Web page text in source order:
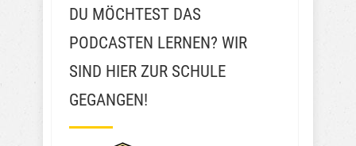
DU MÖCHTEST DAS
PODCASTEN LERNEN? WIR
SIND HIER ZUR SCHULE
GEGANGEN!